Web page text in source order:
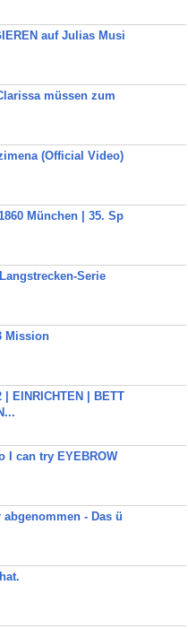
auf Julias Musi
müssen zum
(Official Video)
München | 35. Sp
Serie
Mission
| EINRICHTEN | BETT
I can try EYEBROW
- Das ü